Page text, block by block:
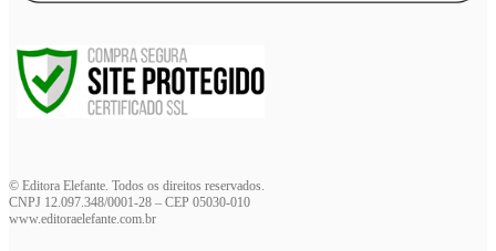
© Editora Elefante. Todos os direitos reservados.
CNPJ 12.097.348/0001-28 – CEP 05030-010
www.editoraelefante.com.br